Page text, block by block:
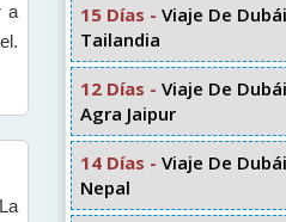
a
15 Días - Viaje De
Tailandia
12 Días - Viaje De
Agra Jaipur
14 Días - Viaje De
Nepal